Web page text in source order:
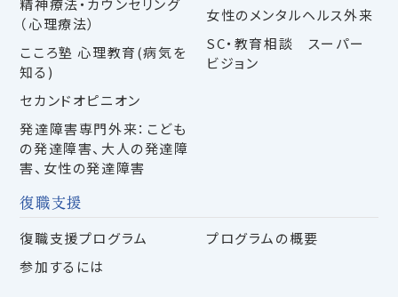
精神療法・カウンセリング
（心理療法）
こころ塾 心理教育(病気を
知る)
セカンドオピニオン
発達障害専門外来：こども
の発達障害、大人の発達障
害、女性の発達障害
女性のメンタルヘルス外来
SC・教育相談 スーパー
ビジョン
復職支援
復職支援プログラム
参加するには
プログラムの概要